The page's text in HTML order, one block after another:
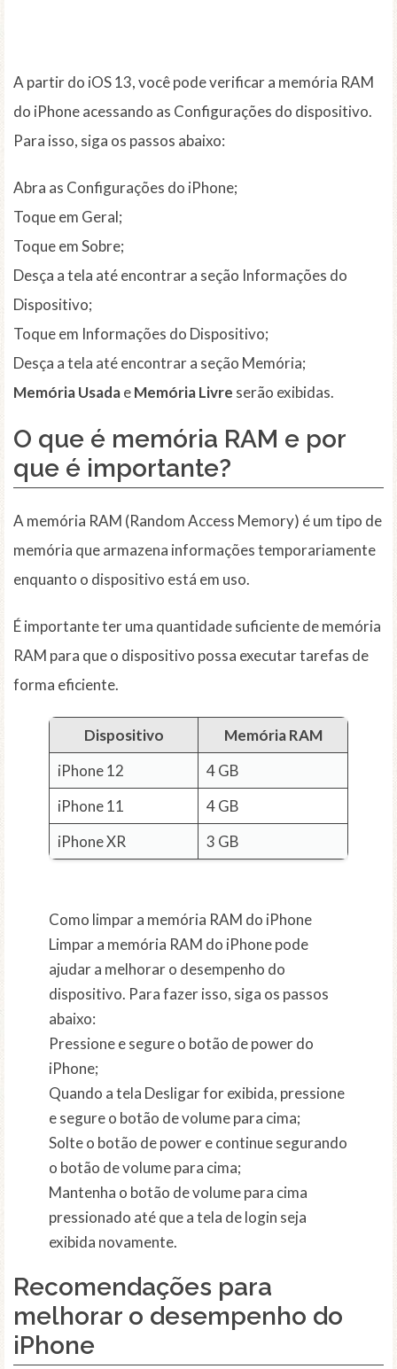
A partir do iOS 13, você pode verificar a memória RAM
do iPhone acessando as Configurações do dispositivo.
Para isso, siga os passos abaixo:
Abra as Configurações do iPhone;
Toque em Geral;
Toque em Sobre;
Desça a tela até encontrar a seção Informações do
Dispositivo;
Toque em Informações do Dispositivo;
Desça a tela até encontrar a seção Memória;
Memória UsadaeMemória Livre serão exibidas.
O que é memória RAM e por
que é importante?
A memória RAM (Random Access Memory) é um tipo de
memória que armazena informações temporariamente
enquanto o dispositivo está em uso.
É importante ter uma quantidade suficiente de memória
RAM para que o dispositivo possa executar tarefas de
forma eficiente.
Dispositivo
Memória RAM
iPhone 12
4 GB
iPhone 11
4 GB
iPhone XR
3 GB
Como limpar a memória RAM do iPhone
Limpar a memória RAM do iPhone pode
ajudar a melhorar o desempenho do
dispositivo. Para fazer isso, siga os passos
abaixo:
Pressione e segure o botão de power do
iPhone;
Quando a tela Desligar for exibida, pressione
e segure o botão de volume para cima;
Solte o botão de power e continue segurando
o botão de volume para cima;
Mantenha o botão de volume para cima
pressionado até que a tela de login seja
exibida novamente.
Recomendações para
melhorar o desempenho do
iPhone